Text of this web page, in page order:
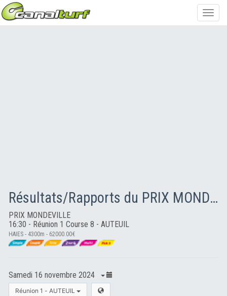
Résultats/Rapports du PRIX MONDEVILLE
PRIX MONDEVILLE
16:30 - Réunion 1 Course 8 - AUTEUIL
HAIES - 4300m - 62000.00€
Samedi 16 novembre 2024
Réunion 1 - AUTEUIL